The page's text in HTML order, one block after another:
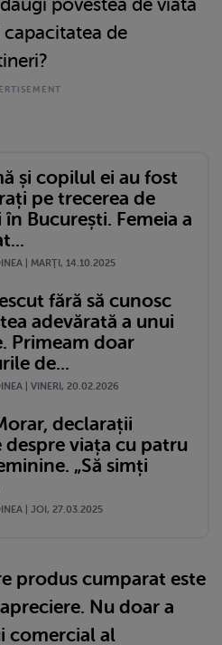
de
și copilul ei au fost
pe trecerea de
București. Femeia a
| MARŢI, 14.10.2025
fără să cunosc
adevărată a unui
Primeam doar
de...
| VINERI, 20.02.2026
declarații
despre viața cu patru
„Să simți
| JOI, 27.03.2025
produs cumparat este
Nu doar a
comercial al